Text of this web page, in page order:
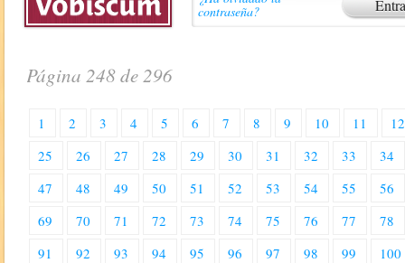
contraseña?
Página 248 de 296
1 2 3 4 5 6 7 8 9 10 11
12
25
26 27 28 29 30 31 32 33
34
47
48 49 50 51 52 53 54 55
56
69
70 71 72 73 74 75 76 77
78
91
92 93 94 95 96 97 98 99
100